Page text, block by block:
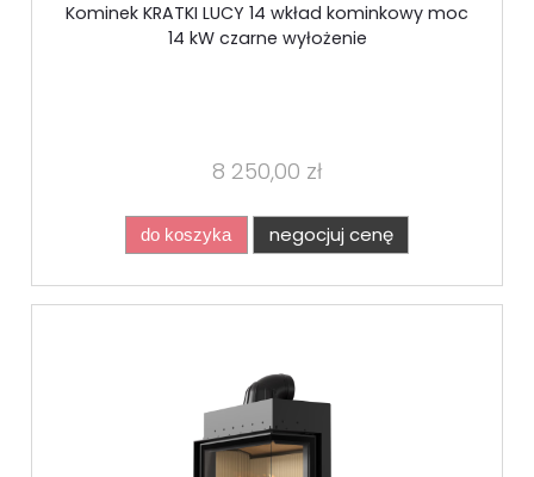
Kominek KRATKI LUCY 14 wkład kominkowy moc
14 kW czarne wyłożenie
8 250,00 zł
do koszyka negocjuj cenę